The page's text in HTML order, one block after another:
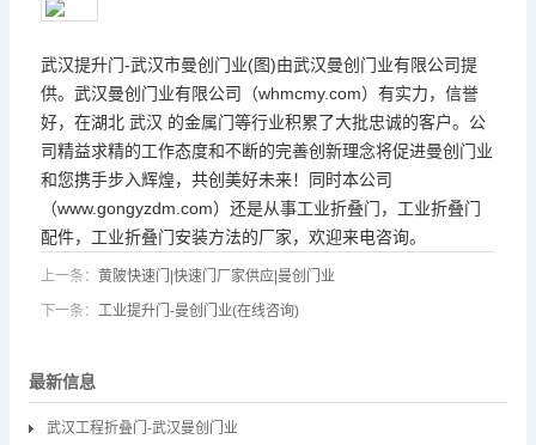
武汉提升门-武汉市曼创门业(图)由武汉曼创门业有限公司提
供。武汉曼创门业有限公司（whmcmy.com）有实力，信誉
好，在湖北 武汉 的金属门等行业积累了大批忠诚的客户。公
司精益求精的工作态度和不断的完善创新理念将促进曼创门业
和您携手步入辉煌，共创美好未来！同时本公司
（www.gongyzdm.com）还是从事工业折叠门，工业折叠门
配件，工业折叠门安装方法的厂家，欢迎来电咨询。
上一条： 黄陂快速门|快速门厂家供应|曼创门业
下一条： 工业提升门-曼创门业(在线咨询)
最新信息
武汉工程折叠门-武汉曼创门业